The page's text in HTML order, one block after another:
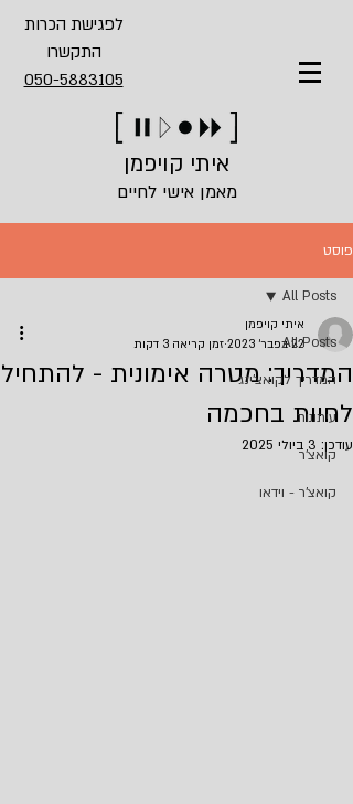
לפגישת הכרות
התקשרו
050-5883105
איתי קויפמן
מאמן אישי לחיים
פוסט
All Posts
המדריך לקואצ'ינג
עיתונות
קואצ'ר
קואצ'ר - וידאו
All Posts
המדריך: מטרה אימונית - להתחיל
לחיות בחכמה
איתי קויפמן
22 בפבר׳ 2023
זמן קריאה 3 דקות
עודכן: 3 ביולי 2025